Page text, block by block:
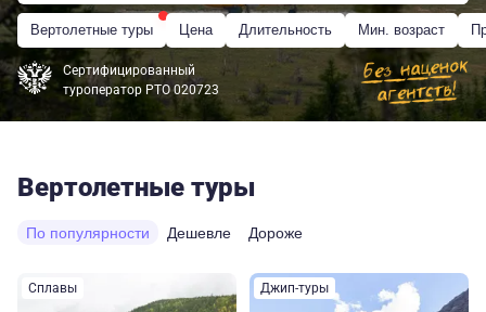
Вертолетные туры Цена Длительность Мин. возраст
Сертифицированный
туроператор РТО 020723
Вертолетные туры
По популярности Дешевле Дороже
Сплавы Джип-туры